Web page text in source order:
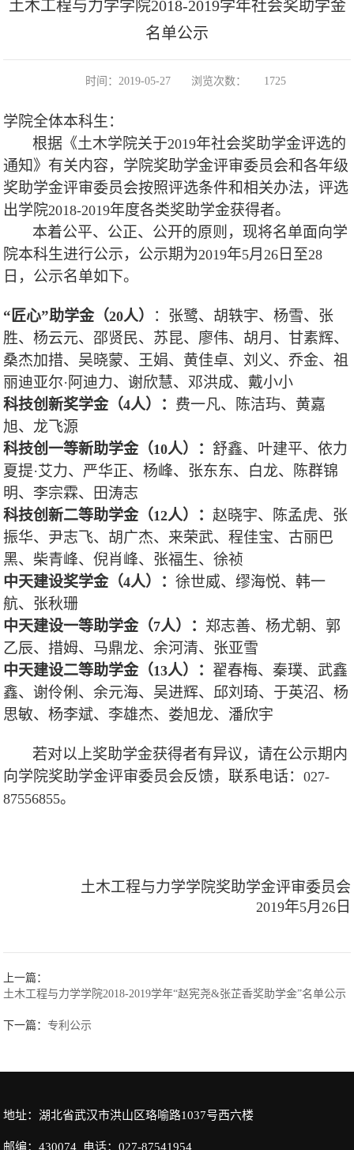
土木工程与力学学院2018-2019学年社会奖助学金
名单公示
时间：2019-05-27 浏览次数： 1725
学院全体本科生：
根据《土木学院关于2019年社会奖助学金评选的
通知》有关内容，学院奖助学金评审委员会和各年级
奖助学金评审委员会按照评选条件和相关办法，评选
出学院2018-2019年度各类奖助学金获得者。
本着公平、公正、公开的原则，现将名单面向学
院本科生进行公示，公示期为2019年5月 26 日至28
日，公示名单如下。
“匠心”助学金（20人）
：张鹭、胡轶宇、杨雪、张
胜、杨云元、邵贤民、苏昆、廖伟、胡月、甘素辉、
桑杰加措、吴晓蒙、王娟、黄佳卓、刘义、乔金、祖
丽迪亚尔·阿迪力、谢欣慧、邓洪成、戴小小
科技创新奖学金（4人）： 费一凡、陈洁玙、黄嘉
旭、龙飞源
科技创一等新助学金（10人）：舒鑫、叶建平、依力
夏提·艾力、严华正、杨峰、张东东、白龙、陈群锦
明、李宗霖、田涛志
科技创新二等助学金（12人）： 赵晓宇、陈孟虎、张
振华、尹志飞、胡广杰、来荣武、程佳宝、古丽巴
黑、柴青峰、倪肖峰、张福生、徐祯
中天建设奖学金（4人）：徐世威、缪海悦、韩一
航、张秋珊
中天建设一等助学金（7人）： 郑志善、杨尤朝、郭
乙辰、措姆、马鼎龙、余河清、张亚雪
中天建设二等助学金（13人）： 翟春梅、秦璞、武鑫
鑫、谢伶俐、余元海、吴进辉、邱刘琦、于英沼、杨
思敏、杨李斌、李雄杰、娄旭龙、潘欣宇
若对以上奖助学金获得者有异议，请在公示期内
向学院奖助学金评审委员会反馈，联系电话：027-
87556855。
土木工程与力学学院奖助学金评审委员会
2019年5月 26日
上一篇：
土木工程与力学学院2018-2019学年“赵宪尧&张芷香奖助学金”名单公示
下一篇：专利公示
地址：湖北省武汉市洪山区珞喻路1037号西六楼
邮编：430074 电话：027-87541954